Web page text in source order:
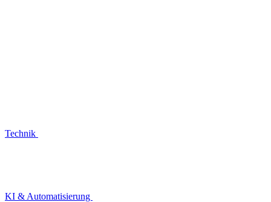
Technik
KI & Automatisierung